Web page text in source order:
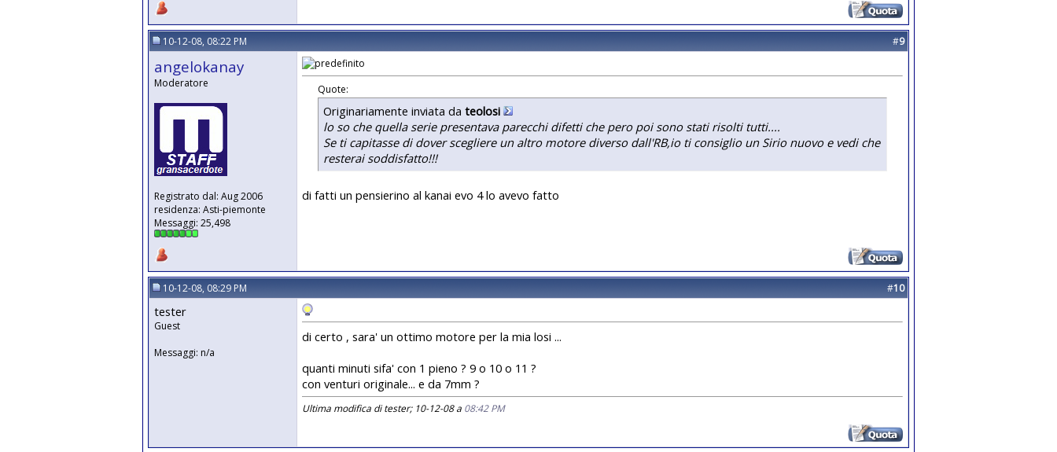
10-12-08, 08:22 PM #9
angelokanay
Moderatore
Registrato dal: Aug 2006
residenza: Asti-piemonte
Messaggi: 25,498
Quote:
Originariamente inviata da teolosi
lo so che quella serie presentava parecchi difetti che pero poi sono stati risolti tutti....
Se ti capitasse di dover scegliere un altro motore diverso dall'RB,io ti consiglio un Sirio nuovo e vedi che
resterai soddisfatto!!!
di fatti un pensierino al kanai evo 4 lo avevo fatto
10-12-08, 08:29 PM #10
tester
Guest
Messaggi: n/a
di certo , sara' un ottimo motore per la mia losi ...
quanti minuti sifa' con 1 pieno ? 9 o 10 o 11 ?
con venturi originale... e da 7mm ?
Ultima modifica di tester; 10-12-08 a 08:42 PM